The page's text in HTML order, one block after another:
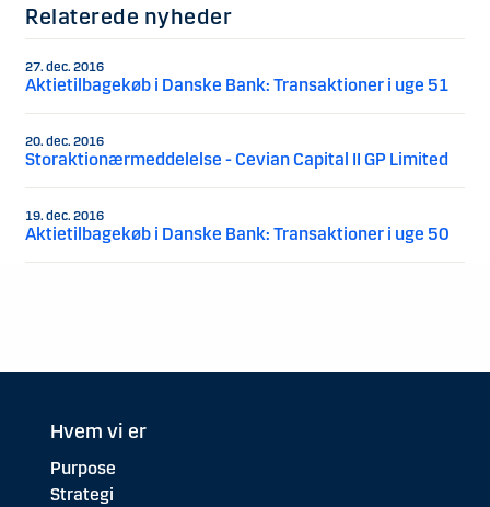
Relaterede nyheder
27. dec. 2016
Aktietilbagekøb i Danske Bank: Transaktioner i uge 51
20. dec. 2016
Storaktionærmeddelelse - Cevian Capital II GP Limited
19. dec. 2016
Aktietilbagekøb i Danske Bank: Transaktioner i uge 50
Hvem vi er
Purpose
Strategi